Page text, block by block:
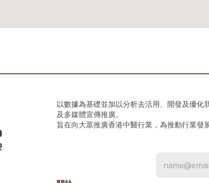
以數據為基礎並加以分析去活用、開發及優
及多媒體宣傳推廣。
旨在向大眾推廣香港中醫行業，為推動行業發